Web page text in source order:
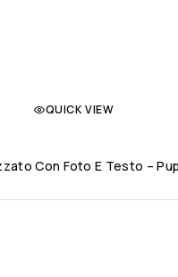
QUICK VIEW
Con Foto E Testo –